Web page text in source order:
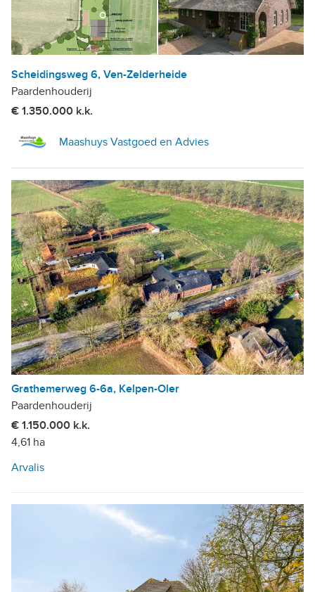
Scheidingsweg 6, Ven-Zelderheide
Paardenhouderij
€ 1.350.000 k.k.
Maashuys Vastgoed en Advies
Grathemerweg 6-6a, Kelpen-Oler
Paardenhouderij
€ 1.150.000 k.k.
4,61 ha
Arvalis